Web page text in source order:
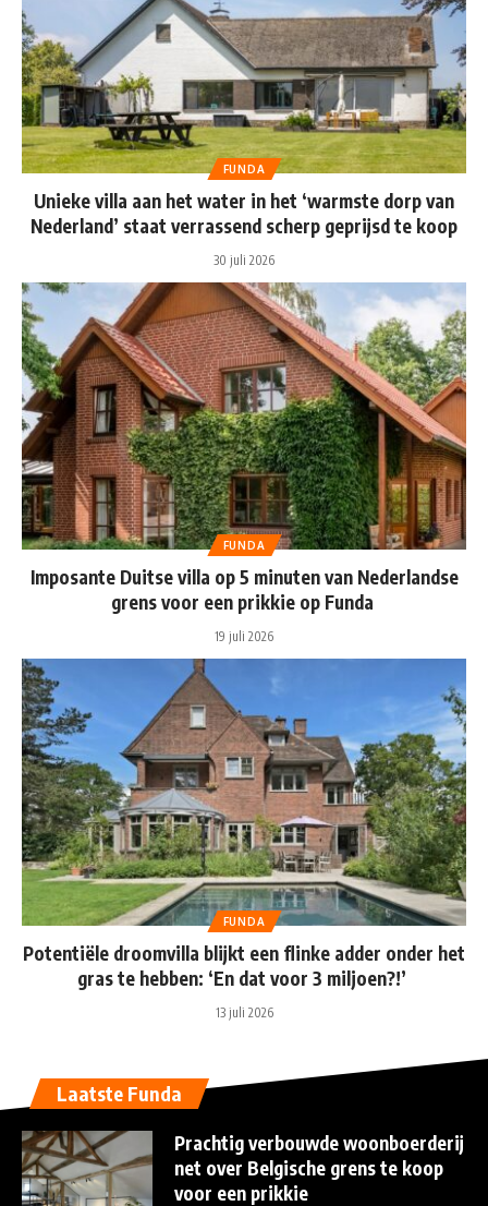
FUNDA
Unieke villa aan het water in het ‘warmste dorp van
Nederland’ staat verrassend scherp geprijsd te koop
30 juli 2026
FUNDA
Imposante Duitse villa op 5 minuten van Nederlandse
grens voor een prikkie op Funda
19 juli 2026
FUNDA
Potentiële droomvilla blijkt een flinke adder onder het
gras te hebben: ‘En dat voor 3 miljoen?!’
13 juli 2026
Laatste Funda
Prachtig verbouwde woonboerderij
net over Belgische grens te koop
voor een prikkie